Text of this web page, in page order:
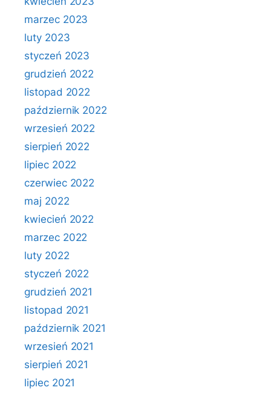
marzec 2023
luty 2023
styczeń 2023
grudzień 2022
listopad 2022
październik 2022
wrzesień 2022
sierpień 2022
lipiec 2022
czerwiec 2022
maj 2022
kwiecień 2022
marzec 2022
luty 2022
styczeń 2022
grudzień 2021
listopad 2021
październik 2021
wrzesień 2021
sierpień 2021
lipiec 2021